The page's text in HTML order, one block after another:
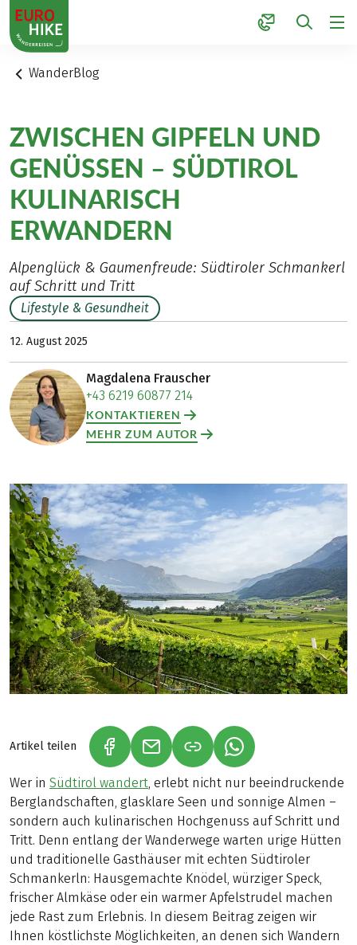
1
WanderBlog
ZWISCHEN GIPFELN UND
GENÜSSEN – SÜDTIROL
KULINARISCH
ERWANDERN
Alpenglück & Gaumenfreude: Südtiroler Schmankerl
auf Schritt und Tritt
Lifestyle & Gesundheit
12. August 2025
Magdalena Frauscher
+43 6219 60877 214
KONTAKTIEREN
MEHR ZUM AUTOR
Artikel teilen (LINK ÖFFNET IN NEUEM TAB)
(LINK ÖFFNET IN NEUEM TAB)
(LINK ÖFFNET IN
Wer in Südtirol wandert, erlebt nicht nur beeindruckende
Berglandschaften, glasklare Seen und sonnige Almen –
sondern auch kulinarischen Hochgenuss auf Schritt und
Tritt. Denn entlang der Wanderwege warten urige Hütten
und traditionelle Gasthäuser mit echten Südtiroler
Schmankerln: Hausgemachte Knödel, würziger Speck,
frischer Almkäse oder ein warmer Apfelstrudel machen
jede Rast zum Erlebnis. In diesem Beitrag zeigen wir
Ihnen köstlichste Möglichkeiten, an denen sich Wandern